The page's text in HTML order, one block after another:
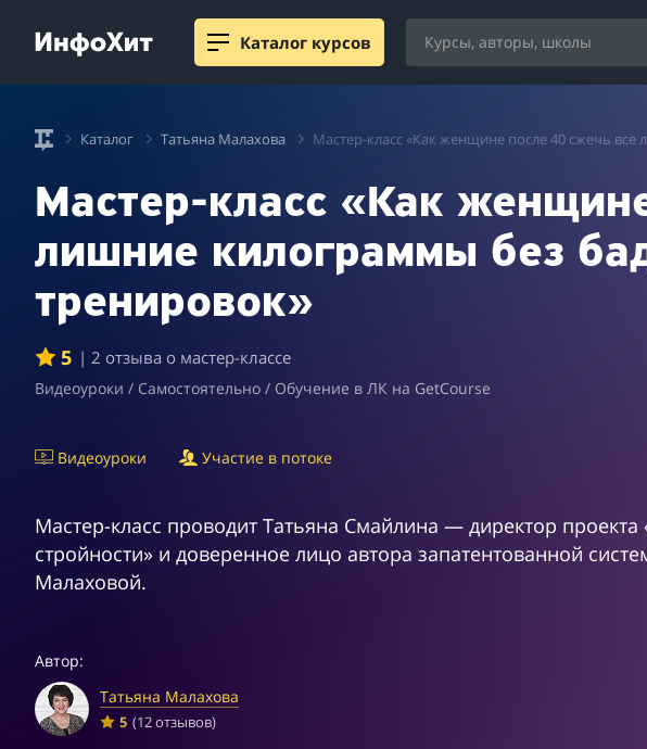
Каталог курсов
Каталог Татьяна Малахова Мастер-класс «Как женщине после 40 сжечь
Мастер-класс «Как
лишние килограммы без
тренировок»
5 | 2 отзыва о мастер-классе
Видеоуроки / Самостоятельно / Обучение в ЛК на GetCourse
Видеоуроки Участие в потоке
Мастер-класс проводит Татьяна Смайлина — директор
стройности» и доверенное лицо автора запатентованной
Малаховой.
Автор:
Татьяна Малахова
5 (12 отзывов)